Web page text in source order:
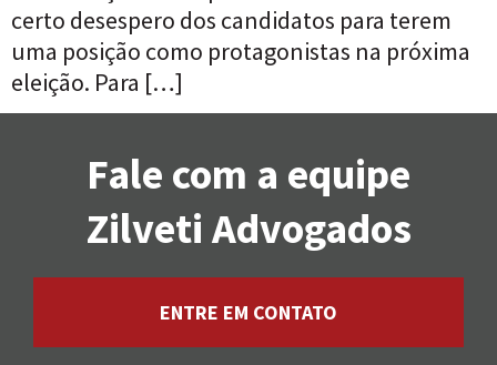
certo desespero dos candidatos para terem
uma posição como protagonistas na próxima
eleição. Para […]
Fale com a equipe
Zilveti Advogados
ENTRE EM CONTATO